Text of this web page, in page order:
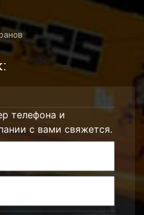
телефона и
с вами свяжется.